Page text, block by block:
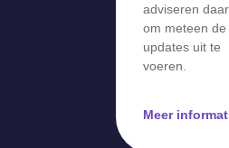
adviseren
om meteen de
updates uit te
voeren.
Meer